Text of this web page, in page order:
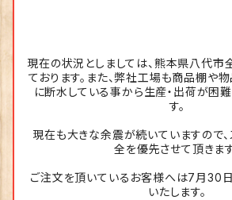
現在の状況としましては、熊本県八代市
ております。また、弊社工場も商品棚や
に断水している事から生産・出荷が困
す。
現在も大きな余震が続いていますので、
全を優先させて頂きます
ご注文を頂いているお客様へは7月30
いたします。